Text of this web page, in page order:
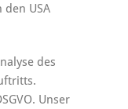
USA
des
Unser